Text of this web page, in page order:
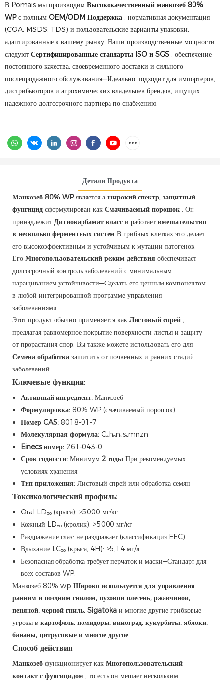
В Pomais мы производим Высококачественный манкозеб 80%
WPс полным OEM/ODM Поддержка , нормативная документация
(COA, MSDS, TDS) и пользовательские варианты упаковки,
адаптированные к вашему рынку. Наши производственные мощности
следуют Сертифицированные стандарты ISO и SGS , обеспечение
постоянного качества, своевременного доставки и сильного
послепродажного обслуживания—Идеально подходит для импортеров,
дистрибьюторов и агрохимических владельцев брендов, ищущих
надежного долгосрочного партнера по снабжению.
Детали Продукта
Манкозеб 80% WPявляется а широкий спектр, защитный
фунгицид сформулирован как Смачиваемый порошок . Он
принадлежит Дитиокарбамат класс и работает вмешательство
в несколько ферментных систем В грибных клетках это делает
его высокоэффективным и устойчивым к мутации патогенов.
Его Многопользовательский режим действия обеспечивает
долгосрочный контроль заболеваний с минимальным
наращиванием устойчивости—Сделать его ценным компонентом
в любой интегрированной программе управления
заболеваниями.
Этот продукт обычно применяется как Листовый спрей ,
предлагая равномерное покрытие поверхности листья и защиту
от прорастания спор. Вы также можете использовать его для
Семена обработка защитить от почвенных и ранних стадий
заболеваний.
Ключевые функции:
Активный ингредиент: Манкозеб
Формулировка: 80% WP (смачиваемый порошок)
Номер CAS: 8018-01-7
Молекулярная формула: C₄h₆n₂s₄mnzn
Einecs номер: 261-043-0
Срок годности: Минимум 2 годы При рекомендуемых
условиях хранения
Тип приложения: Листовый спрей или обработка семян
Токсикологический профиль:
Oral LD₅₀ (крыса): >5000 мг/кг
Кожный LD₅₀ (кролик): >5000 мг/кг
Раздражение глаз: не раздражает (классификация EEC)
Вдыхание LC₅₀ (крыса, 4H): >5,14 мг/л
Безопасная обработка требует перчаток и маски—Стандарт для
всех составов WP.
Манкозеб 80% wp Широко используется для управления
ранним и поздним гнилом, пуховой плесень, ржавчиной,
пеняной, черной гниль, Sigatoka и многие другие грибковые
угрозы в картофель, помидоры, виноград, кукурбиты, яблоки,
бананы, цитрусовые и многое другое .
Способ действия
Манкозеб функционирует как Многопользовательский
контакт с фунгицидом , то есть он мешает нескольким